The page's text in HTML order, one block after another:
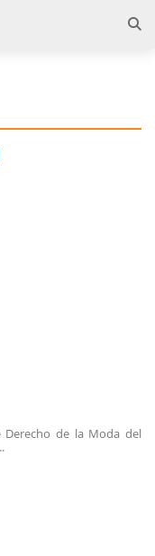
de la Moda del